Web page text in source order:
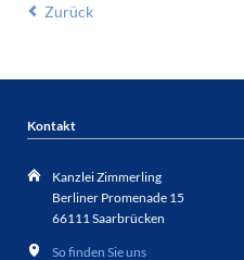
Zurück
Kontakt
Kanzlei Zimmerling
Berliner Promenade 15
66111 Saarbrücken
So finden Sie uns